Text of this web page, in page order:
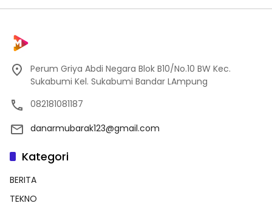
Perum Griya Abdi Negara Blok B10/No.10 BW Kec.
Sukabumi Kel. Sukabumi Bandar LAmpung
082181081187
danarmubarak123@gmail.com
Kategori
BERITA
TEKNO